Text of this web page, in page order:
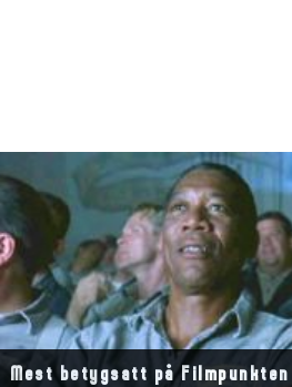
Mest betygsatt på Filmpunkten